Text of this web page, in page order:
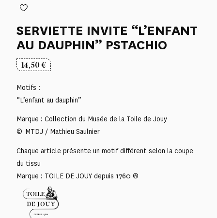
SERVIETTE INVITE “L’ENFANT
AU DAUPHIN” PSTACHIO
14,50€
Motifs :
“L’enfant au dauphin”
Marque : Collection du Musée de la Toile de Jouy
© MTDJ / Mathieu Saulnier
Chaque article présente un motif différent selon la coupe
du tissu
Marque : TOILE DE JOUY depuis 1760 ®